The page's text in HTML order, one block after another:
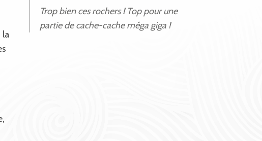
la
Trop bien ces rochers ! Top pour une
partie de cache-cache méga giga !